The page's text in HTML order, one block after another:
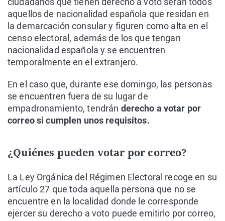
aquellos de nacionalidad española que residan en
la demarcación consular y figuren como alta en el
censo electoral, además de los que tengan
nacionalidad española y se encuentren
temporalmente en el extranjero.
En el caso que, durante ese domingo, las personas
se encuentren fuera de su lugar de
empadronamiento, tendrán derecho a votar por
correo si cumplen unos requisitos.
¿Quiénes pueden votar por correo?
La Ley Orgánica del Régimen Electoral recoge en su
artículo 27 que toda aquella persona que no se
encuentre en la localidad donde le corresponde
ejercer su derecho a voto puede emitirlo por correo,